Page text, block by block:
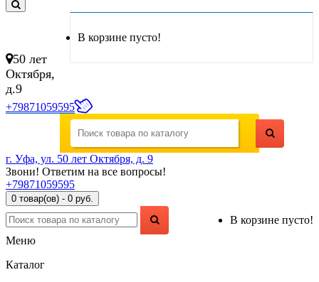
В корзине пусто!
50 лет
Октября,
д.9
+79871059595
г. Уфа, ул. 50 лет Октября, д. 9
Звони! Ответим на все вопросы!
+79871059595
0 товар(ов) - 0 руб.
В корзине пусто!
Меню
Каталог